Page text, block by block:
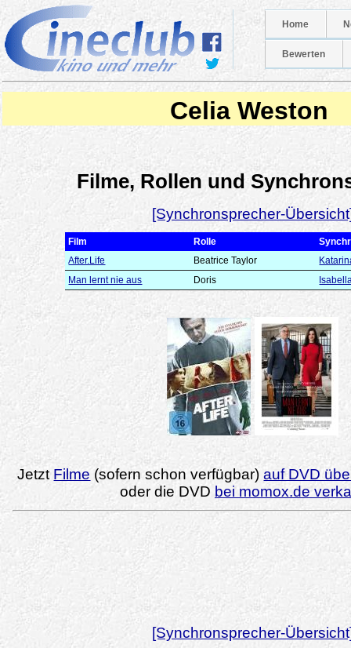
Home
Bewerten
Celia Weston
Filme, Rollen und
[Synchronsprecher-
Film Rolle
After.Life
Beatrice Taylor
Man lernt nie aus
Doris
Jetzt Filme (sofern schon verfügbar)auf DVD
oder die DVD bei momox.de
[Synchronsprecher-